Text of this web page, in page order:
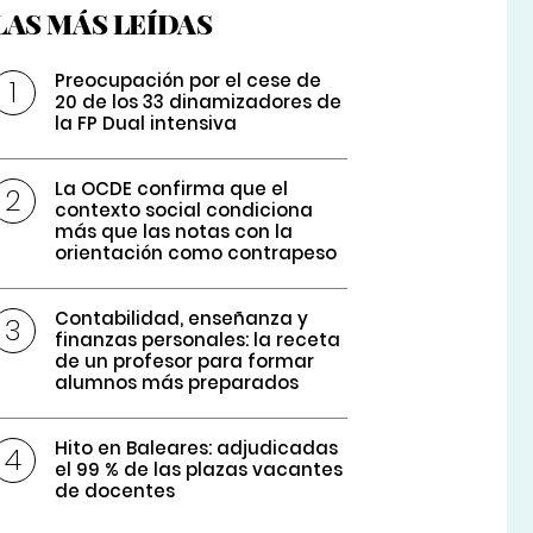
MÁS LEÍDAS
Preocupación por el cese de
20 de los 33 dinamizadores de
la FP Dual intensiva
La OCDE confirma que el
contexto social condiciona
más que las notas con la
orientación como contrapeso
Contabilidad, enseñanza y
finanzas personales: la receta
de un profesor para formar
alumnos más preparados
Hito en Baleares: adjudicadas
el 99 % de las plazas vacantes
de docentes